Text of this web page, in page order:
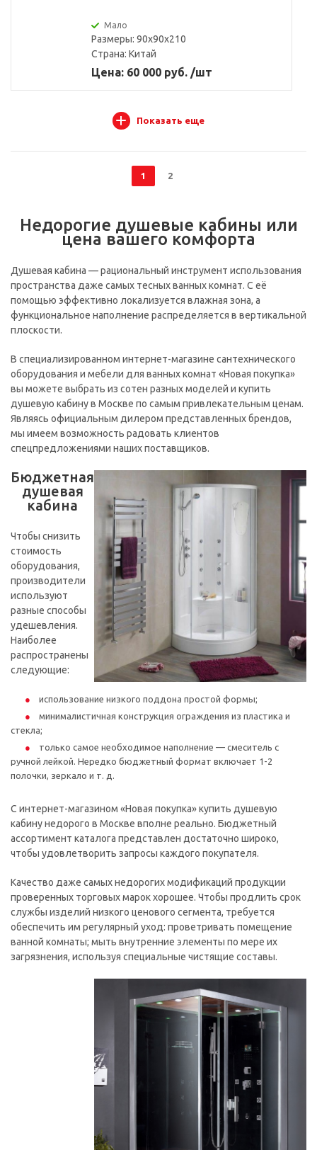
Мало
Размеры: 90x90x210
Страна: Китай
Цена: 60 000 руб. /шт
Показать еще
1 2
Недорогие душевые кабины или
цена вашего комфорта
Душевая кабина — рациональный инструмент использования
пространства даже самых тесных ванных комнат. С её
помощью эффективно локализуется влажная зона, а
функциональное наполнение распределяется в вертикальной
плоскости.
В специализированном интернет-магазине сантехнического
оборудования и мебели для ванных комнат «Новая покупка»
вы можете выбрать из сотен разных моделей и купить
душевую кабину в Москве по самым привлекательным ценам.
Являясь официальным дилером представленных брендов,
мы имеем возможность радовать клиентов
спецпредложениями наших поставщиков.
Бюджетная
душевая
кабина
Чтобы снизить
стоимость
оборудования,
производители
используют
разные способы
удешевления.
Наиболее
распространены
следующие:
использование низкого поддона простой формы;
минималистичная конструкция ограждения из пластика и
стекла;
только самое необходимое наполнение — смеситель с
ручной лейкой. Нередко бюджетный формат включает 1-2
полочки, зеркало и т. д.
С интернет-магазином «Новая покупка» купить душевую
кабину недорого в Москве вполне реально. Бюджетный
ассортимент каталога представлен достаточно широко,
чтобы удовлетворить запросы каждого покупателя.
Качество даже самых недорогих модификаций продукции
проверенных торговых марок хорошее. Чтобы продлить срок
службы изделий низкого ценового сегмента, требуется
обеспечить им регулярный уход: проветривать помещение
ванной комнаты; мыть внутренние элементы по мере их
загрязнения, используя специальные чистящие составы.